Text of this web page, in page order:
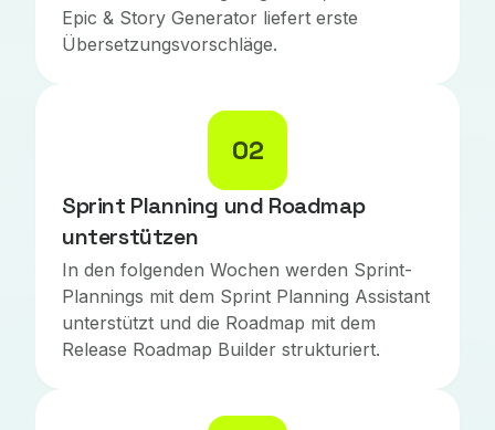
Epic & Story Generator liefert erste
Übersetzungsvorschläge.
02
Sprint Planning und Roadmap
unterstützen
In den folgenden Wochen werden Sprint-
Plannings mit dem Sprint Planning Assistant
unterstützt und die Roadmap mit dem
Release Roadmap Builder strukturiert.